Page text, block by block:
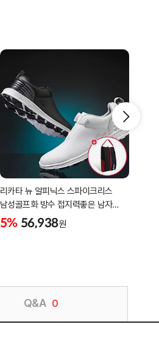
리카타 뉴 알피닉스 스파이크리스
남성골프화 방수 접지력좋은 남자
골프신발 C27102/신발가방제공
5% 56,938원
Q&A 0